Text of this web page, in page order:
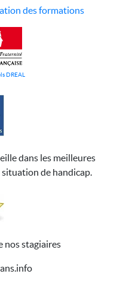
des formations
DREAL
dans les meilleures
de handicap.
nos stagiaires